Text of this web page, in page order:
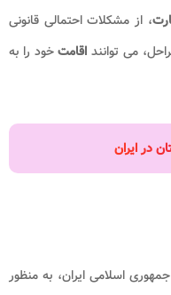
، از مشکلات احتمالی قانونی
می توانند اقامتخود را به
در ایران
اسلامی ایران، به منظور